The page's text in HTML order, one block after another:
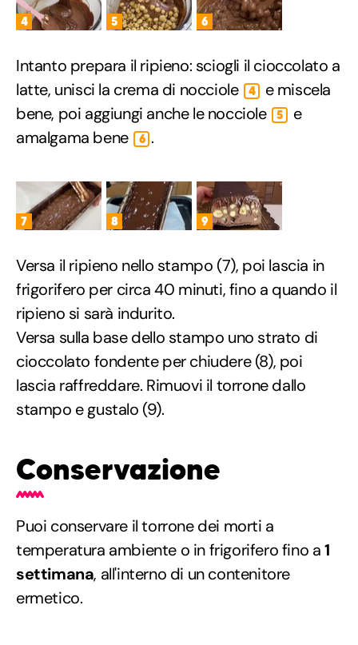
4 5 6
Intanto prepara il ripieno: sciogli il cioccolato a
latte, unisci la crema di nocciole
4
e miscela
bene, poi aggiungi anche le nocciole
5
e
amalgama bene
6 .
7 8 9
Versa il ripieno nello stampo (7), poi lascia in
frigorifero per circa 40 minuti, fino a quando il
ripieno si sarà indurito.
Versa sulla base dello stampo uno strato di
cioccolato fondente per chiudere (8), poi
lascia raffreddare. Rimuovi il torrone dallo
stampo e gustalo (9).
Conservazione
Puoi conservare il torrone dei morti a
temperatura ambiente o in frigorifero fino a1
settimana, all'interno di un contenitore
ermetico.